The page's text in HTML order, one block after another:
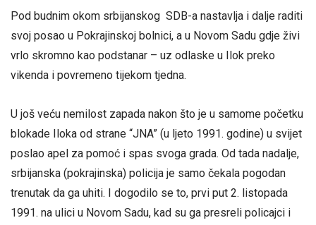
Pod budnim okom srbijanskog SDB-a nastavlja i dalje raditi
svoj posao u Pokrajinskoj bolnici, a u Novom Sadu gdje živi
vrlo skromno kao podstanar – uz odlaske u Ilok preko
vikenda i povremeno tijekom tjedna.
U još veću nemilost zapada nakon što je u samome početku
blokade Iloka od strane “JNA” (u ljeto 1991. godine) u svijet
poslao apel za pomoć i spas svoga grada. Od tada nadalje,
srbijanska (pokrajinska) policija je samo čekala pogodan
trenutak da ga uhiti. I dogodilo se to, prvi put 2. listopada
1991. na ulici u Novom Sadu, kad su ga presreli policajci i